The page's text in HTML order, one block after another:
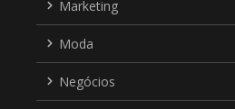
Marketing
Moda
Negócios